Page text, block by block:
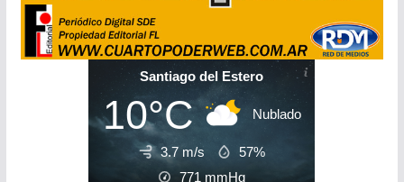
Santiago del Estero
10°C Nublado
3.7 m/s
57%
771 mmHg